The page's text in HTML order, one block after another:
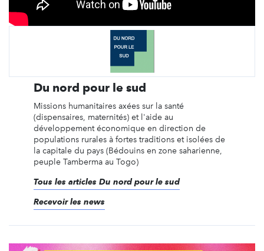
Du nord pour le sud
Missions humanitaires axées sur la santé
(dispensaires, maternités) et l'aide au
développement économique en direction de
populations rurales à fortes traditions et isolées de
la capitale du pays (Bédouins en zone saharienne,
peuple Tamberma au Togo)
Tous les articles Du nord pour le sud
Recevoir les news